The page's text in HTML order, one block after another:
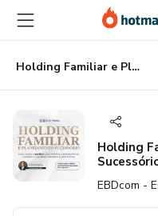
para
conteúdo
principal
para
pagamento
para
rodapé
Holding Familiar e Planejamento Sucessório
Holding
EBDcom -